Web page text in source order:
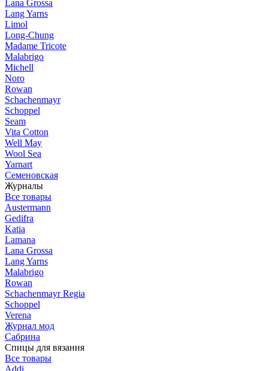
Lana Grossa
Lang Yarns
Limol
Long-Chung
Madame Tricote
Malabrigo
Michell
Noro
Rowan
Schachenmayr
Schoppel
Seam
Vita Cotton
Well May
Wool Sea
Yarnart
Семеновская
Журналы
Все товары
Austermann
Gedifra
Katia
Lamana
Lana Grossa
Lang Yarns
Malabrigo
Rowan
Schachenmayr Regia
Schoppel
Verena
Журнал мод
Сабрина
Спицы для вязания
Все товары
Addi